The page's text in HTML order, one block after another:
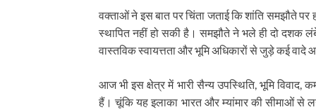
वक्ताओं ने इस बात पर चिंता जताई कि शांति समझौते
स्थापित नहीं हो सकी है। समझौते ने भले ही दो दशक
वास्तविक स्वायत्तता और भूमि अधिकारों से जुड़े कई
आज भी इस क्षेत्र में भारी सैन्य उपस्थिति, भूमि
हैं। चूंकि यह इलाका भारत और म्यांमार की सीमाओं से